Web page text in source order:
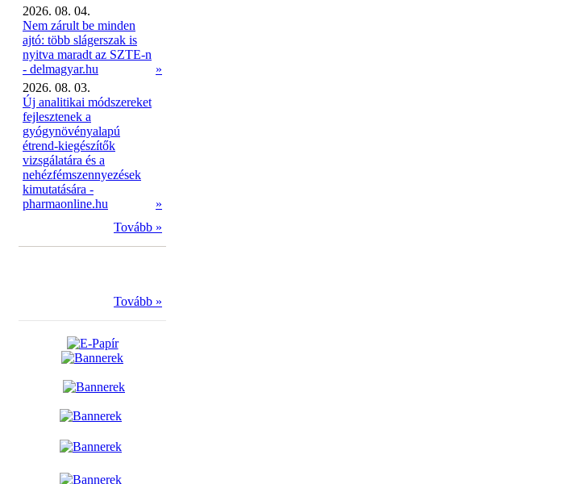
2026. 08. 04.
Nem zárult be minden
ajtó: több slágerszak is
nyitva maradt az SZTE-n
- delmagyar.hu
»
2026. 08. 03.
Új analitikai módszereket
fejlesztenek a
gyógynövényalapú
étrend-kiegészítők
vizsgálatára és a
nehézfémszennyezések
kimutatására -
pharmaonline.hu
»
Tovább »
Tovább »